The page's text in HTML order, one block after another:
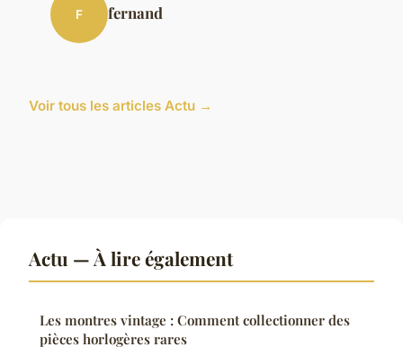
F fernand
Voir tous les articles Actu →
Actu — À lire également
Les montres vintage : Comment collectionner des
pièces horlogères rares